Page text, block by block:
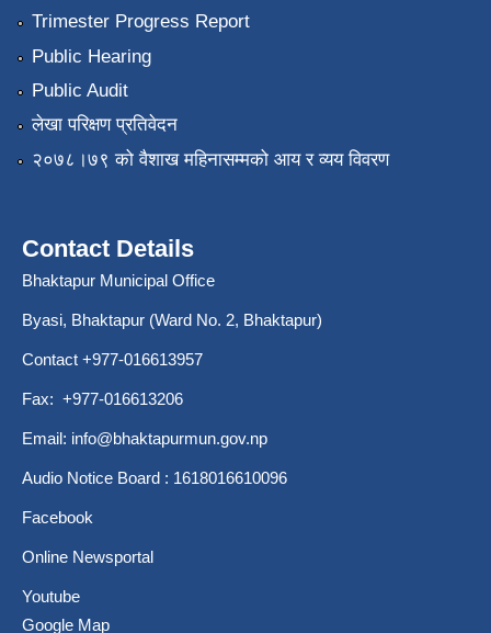
Trimester Progress Report
Public Hearing
Public Audit
लेखा परिक्षण प्रतिवेदन
२०७८।७९ को वैशाख महिनासम्मको आय र व्यय विवरण
Contact Details
Bhaktapur Municipal Office
Byasi, Bhaktapur (Ward No. 2, Bhaktapur)
Contact +977-016613957
Fax: +977-016613206
Email: info@bhaktapurmun.gov.np
Audio Notice Board : 1618016610096
Facebook
Online Newsportal
Youtube
Google Map